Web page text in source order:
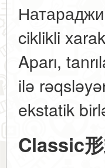
Натараджи
ciklikli
Aparı,
ilə
ekstatik
Classic